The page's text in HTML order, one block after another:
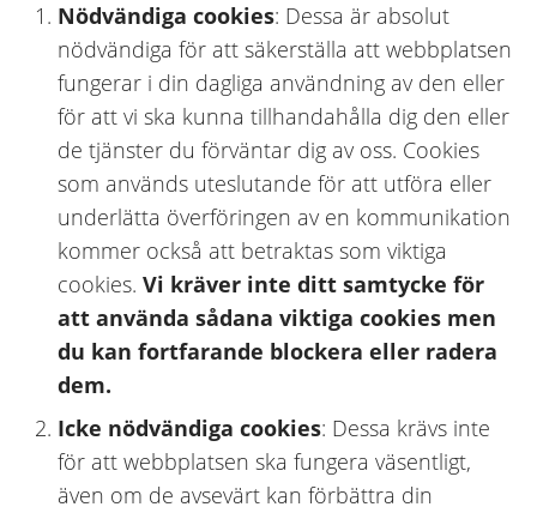
Nödvändiga cookies: Dessa är absolut
nödvändiga för att säkerställa att webbplatsen
fungerar i din dagliga användning av den eller
för att vi ska kunna tillhandahålla dig den eller
de tjänster du förväntar dig av oss. Cookies
som används uteslutande för att utföra eller
underlätta överföringen av en kommunikation
kommer också att betraktas som viktiga
cookies. Vi kräver inte ditt samtycke för
att använda sådana viktiga cookies men
du kan fortfarande blockera eller radera
dem.
Icke nödvändiga cookies: Dessa krävs inte
för att webbplatsen ska fungera väsentligt,
även om de avsevärt kan förbättra din